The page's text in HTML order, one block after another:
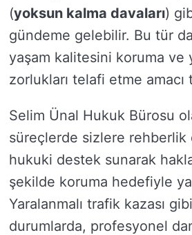
(yoksun kalma davaları)
gündeme gelebilir. Bu tür
yaşam kalitesini koruma ve
zorlukları telafi etme amacı
Selim Ünal Hukuk Bürosu
süreçlerde sizlere
hukuki destek sunarak
şekilde koruma hedefiyle
Yaralanmalı trafik kazası
durumlarda, profesyonel